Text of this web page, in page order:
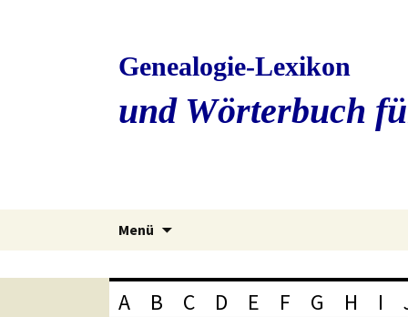
Genealogie-Lexikon
und Wörterbuch
Menü
A B C D E F G H I